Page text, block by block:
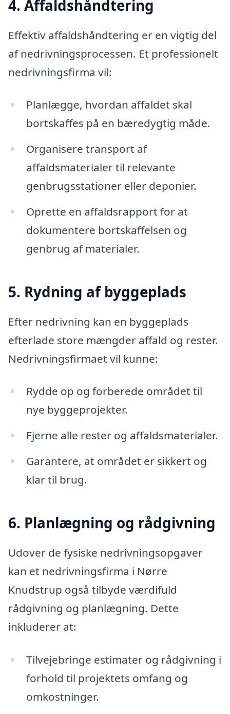
4. Affaldshåndtering
Effektiv affaldshåndtering er en vigtig del
af nedrivningsprocessen. Et professionelt
nedrivningsfirma vil:
Planlægge, hvordan affaldet skal
bortskaffes på en bæredygtig måde.
Organisere transport af
affaldsmaterialer til relevante
genbrugsstationer eller deponier.
Oprette en affaldsrapport for at
dokumentere bortskaffelsen og
genbrug af materialer.
5. Rydning af byggeplads
Efter nedrivning kan en byggeplads
efterlade store mængder affald og rester.
Nedrivningsfirmaet vil kunne:
Rydde op og forberede området til
nye byggeprojekter.
Fjerne alle rester og affaldsmaterialer.
Garantere, at området er sikkert og
klar til brug.
6. Planlægning og rådgivning
Udover de fysiske nedrivningsopgaver
kan et nedrivningsfirma i Nørre
Knudstrup også tilbyde værdifuld
rådgivning og planlægning. Dette
inkluderer at:
Tilvejebringe estimater og rådgivning i
forhold til projektets omfang og
omkostninger.